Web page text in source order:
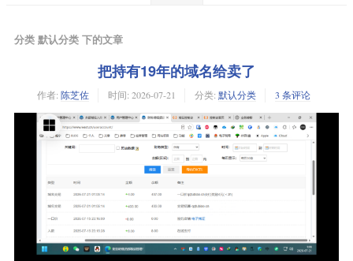
分类 默认分类 下的文章
把持有19年的域名给卖了
作者: 陈芝佐 时间: 2026-07-21 分类: 默认分类 3 条评论